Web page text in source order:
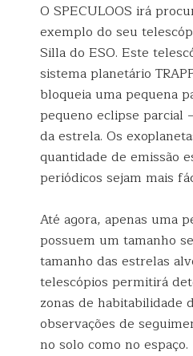
O SPECULOOS irá
exemplo do seu
Silla do ESO. Este
sistema planetário
bloqueia uma pequena
pequeno eclipse
da estrela. Os
quantidade de emissão
periódicos sejam mais
Até agora, apenas uma
possuem um tamanho
tamanho das estrelas
telescópios permitirá
zonas de habitabilidade
observações de
no solo como no espaço.